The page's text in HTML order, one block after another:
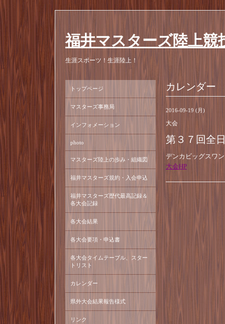
福井マスターズ陸上競
生涯スポーツ！生涯陸上！
カレンダー
2016-09-19 (月)
大会
第３７回全
デンカビッグスワ
大会HP
トップページ
マスターズ事務局
インフォメーション
photo
マスターズ陸上の歩み・組織図
福井マスターズ規約・入会申込
福井マスターズ歴代最高記録＆
各大会記録
各大会結果
各大会要項・申込書
各大会タイムテーブル、スター
トリスト
カレンダー
県外大会結果報告様式
リンク